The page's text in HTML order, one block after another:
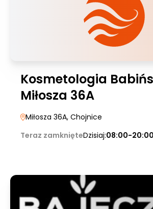
Kosmetologia
Miłosza 36A
Miłosza 36A, Chojnice
Teraz zamknięteDzisiaj:08:00-20:00